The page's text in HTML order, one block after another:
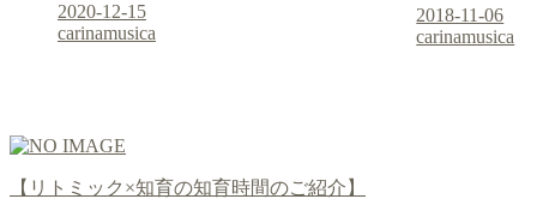
2020-12-15
carinamusica
2018-11-06
carinamusica
【リトミック×知育の知育時間のご紹介】